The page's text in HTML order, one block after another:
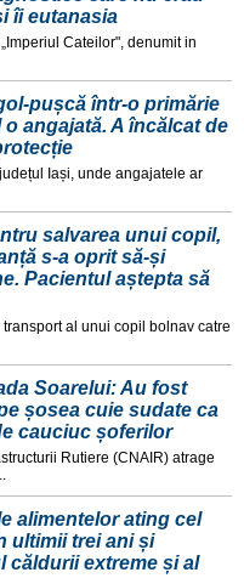
îi eutanasia
Cateilor", denumit in
pușcă într-o primărie
angajată. A încălcat de
Iași, unde angajatele ar
salvarea unui copil,
s-a oprit să-și
Pacientul aștepta să
al unui copil bolnav catre
Soarelui: Au fost
șosea cuie sudate ca
cauciuc șoferilor
Rutiere (CNAIR) atrage
alimentelor ating cel
ultimii trei ani și
căldurii extreme și al